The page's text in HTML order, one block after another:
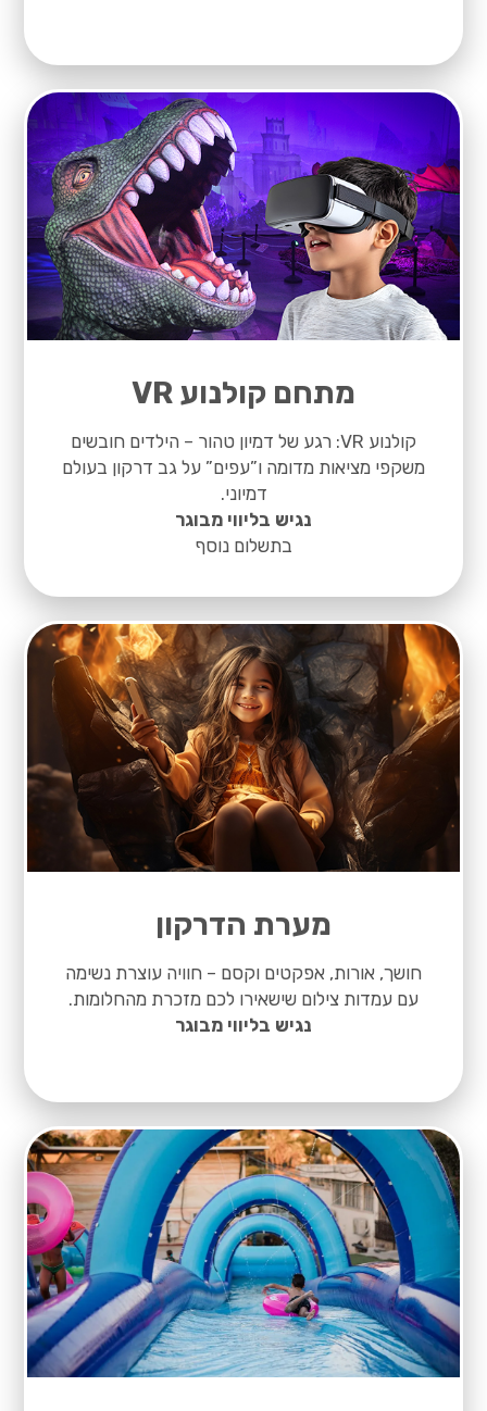
מתחם קולנוע VR
קולנוע VR: רגע של דמיון טהור – הילדים חובשים
משקפי מציאות מדומה ו”עפים” על גב דרקון בעולם
דמיוני.
נגיש בליווי מבוגר
בתשלום נוסף
מערת הדרקון
חושך, אורות, אפקטים וקסם – חוויה עוצרת נשימה
עם עמדות צילום שישאירו לכם מזכרת מהחלומות.
נגיש בליווי מבוגר